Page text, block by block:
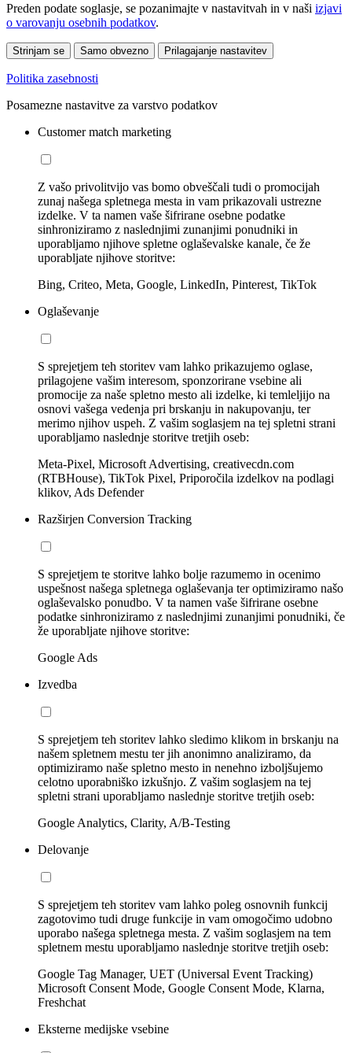
Preden podate soglasje, se pozanimajte v nastavitvah in v naši izjavi
o varovanju osebnih podatkov.
Strinjam se Samo obvezno Prilagajanje nastavitev
Politika zasebnosti
Posamezne nastavitve za varstvo podatkov
Customer match marketing
Z vašo privolitvijo vas bomo obveščali tudi o promocijah
zunaj našega spletnega mesta in vam prikazovali ustrezne
izdelke. V ta namen vaše šifrirane osebne podatke
sinhroniziramo z naslednjimi zunanjimi ponudniki in
uporabljamo njihove spletne oglaševalske kanale, če že
uporabljate njihove storitve:
Bing, Criteo, Meta, Google, LinkedIn, Pinterest, TikTok
Oglaševanje
S sprejetjem teh storitev vam lahko prikazujemo oglase,
prilagojene vašim interesom, sponzorirane vsebine ali
promocije za naše spletno mesto ali izdelke, ki temleljijo na
osnovi vašega vedenja pri brskanju in nakupovanju, ter
merimo njihov uspeh. Z vašim soglasjem na tej spletni strani
uporabljamo naslednje storitve tretjih oseb:
Meta-Pixel, Microsoft Advertising, creativecdn.com
(RTBHouse), TikTok Pixel, Priporočila izdelkov na podlagi
klikov, Ads Defender
Razširjen Conversion Tracking
S sprejetjem te storitve lahko bolje razumemo in ocenimo
uspešnost našega spletnega oglaševanja ter optimiziramo našo
oglaševalsko ponudbo. V ta namen vaše šifrirane osebne
podatke sinhroniziramo z naslednjimi zunanjimi ponudniki, če
že uporabljate njihove storitve:
Google Ads
Izvedba
S sprejetjem teh storitev lahko sledimo klikom in brskanju na
našem spletnem mestu ter jih anonimno analiziramo, da
optimiziramo naše spletno mesto in nenehno izboljšujemo
celotno uporabniško izkušnjo. Z vašim soglasjem na tej
spletni strani uporabljamo naslednje storitve tretjih oseb:
Google Analytics, Clarity, A/B-Testing
Delovanje
S sprejetjem teh storitev vam lahko poleg osnovnih funkcij
zagotovimo tudi druge funkcije in vam omogočimo udobno
uporabo našega spletnega mesta. Z vašim soglasjem na tem
spletnem mestu uporabljamo naslednje storitve tretjih oseb:
Google Tag Manager, UET (Universal Event Tracking)
Microsoft Consent Mode, Google Consent Mode, Klarna,
Freshchat
Eksterne medijske vsebine